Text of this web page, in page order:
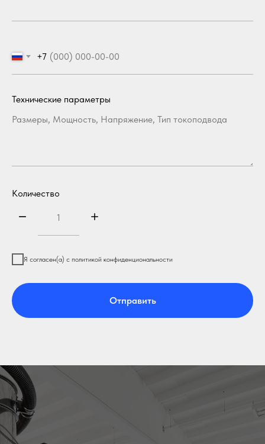
+7
Технические параметры
Количество
Я согласен(а) с политикой конфиденциональности
Отправить